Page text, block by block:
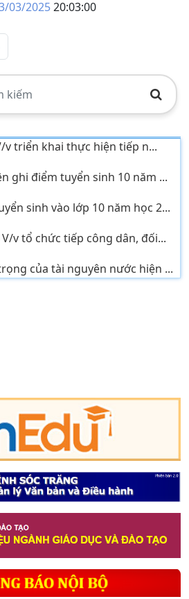
03/202520:03:00
về việc tổ chức tiếp công
v triển khai thực hiện tiếp n...
NHỊP CẦU HÓA HỌC KẾT NỐI
về việc tổ chức tiếp công
hiện mô hình truyền thông
v triển khai thực hiện tiếp n...
ghi điểm tuyển sinh 10 năm ...
sinh vào lớp 10 năm học 2...